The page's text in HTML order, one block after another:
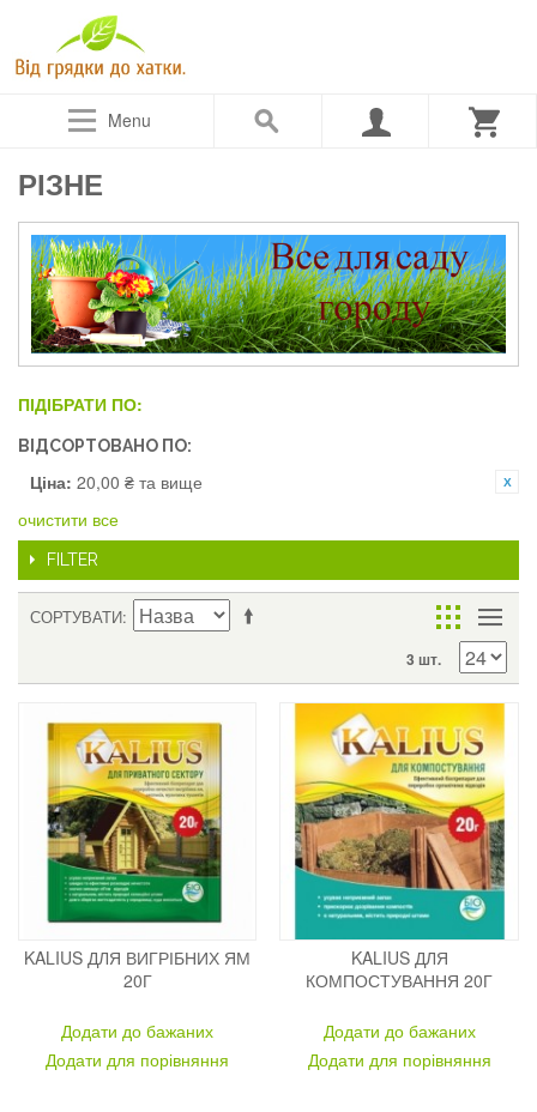
Menu
РІЗНЕ
ПІДІБРАТИ ПО:
ВІДСОРТОВАНО ПО:
Ціна: 20,00 ₴ та вище
очистити все
FILTER
СОРТУВАТИ
3 шт.
KALIUS ДЛЯ ВИГРІБНИХ ЯМ
20Г
Додати до бажаних
Додати для порівняння
KALIUS ДЛЯ
КОМПОСТУВАННЯ 20Г
Додати до бажаних
Додати для порівняння